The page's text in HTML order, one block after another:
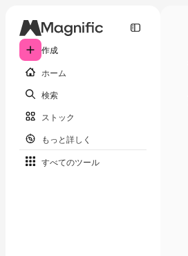
作成
ホーム
検索
ストック
もっと詳しく
すべてのツール